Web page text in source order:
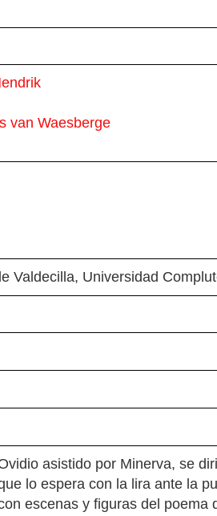
van Waesberge
Valdecilla, Universidad
asistido por Minerva, se
lo espera con la lira ante la
escenas y figuras del poema